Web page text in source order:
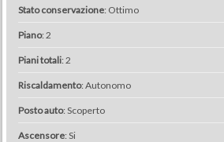
Stato conservazione: Ottimo
Piano: 2
Piani totali: 2
Riscaldamento: Autonomo
Posto auto: Scoperto
Ascensore: Si